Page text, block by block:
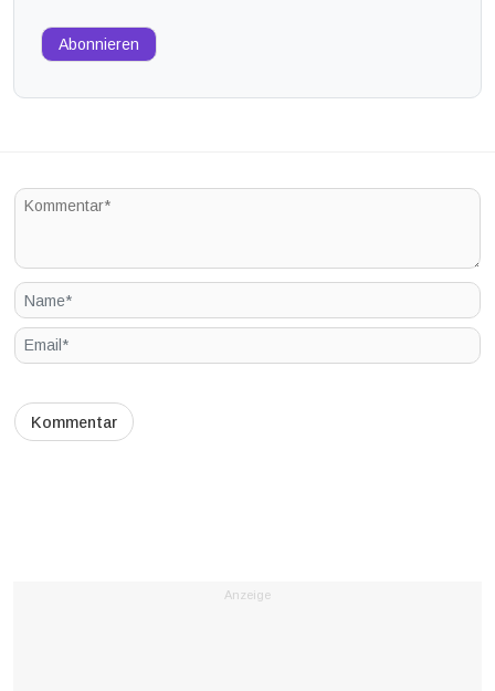
Abonnieren
Anzeige